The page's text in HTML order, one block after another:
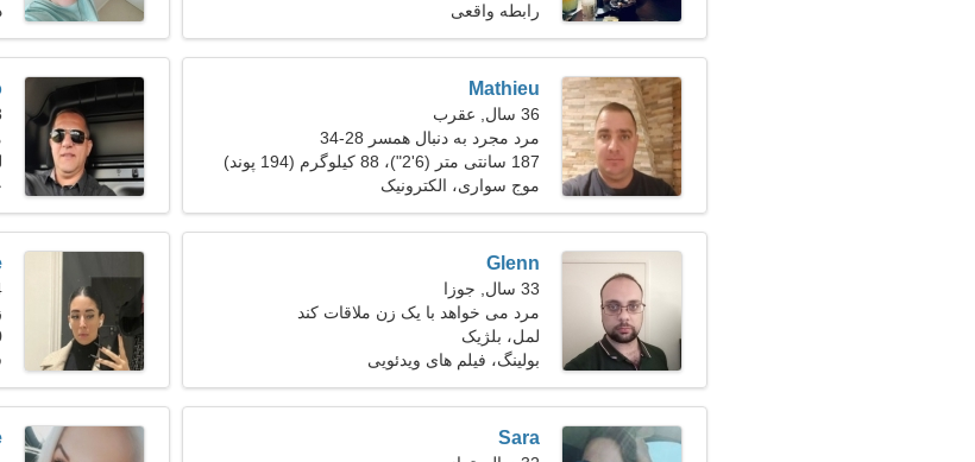
رابطه واقعی
Mathieu
36 سال, عقرب
مرد مجرد به دنبال همسر 28-34
187 سانتی متر (6'2")، 88 کیلوگرم (194 پوند)
موج سواری، الکترونیک
Glenn
33 سال, جوزا
مرد می خواهد با یک زن ملاقات کند
لمل، بلژیک
بولینگ، فیلم های ویدئویی
Sara